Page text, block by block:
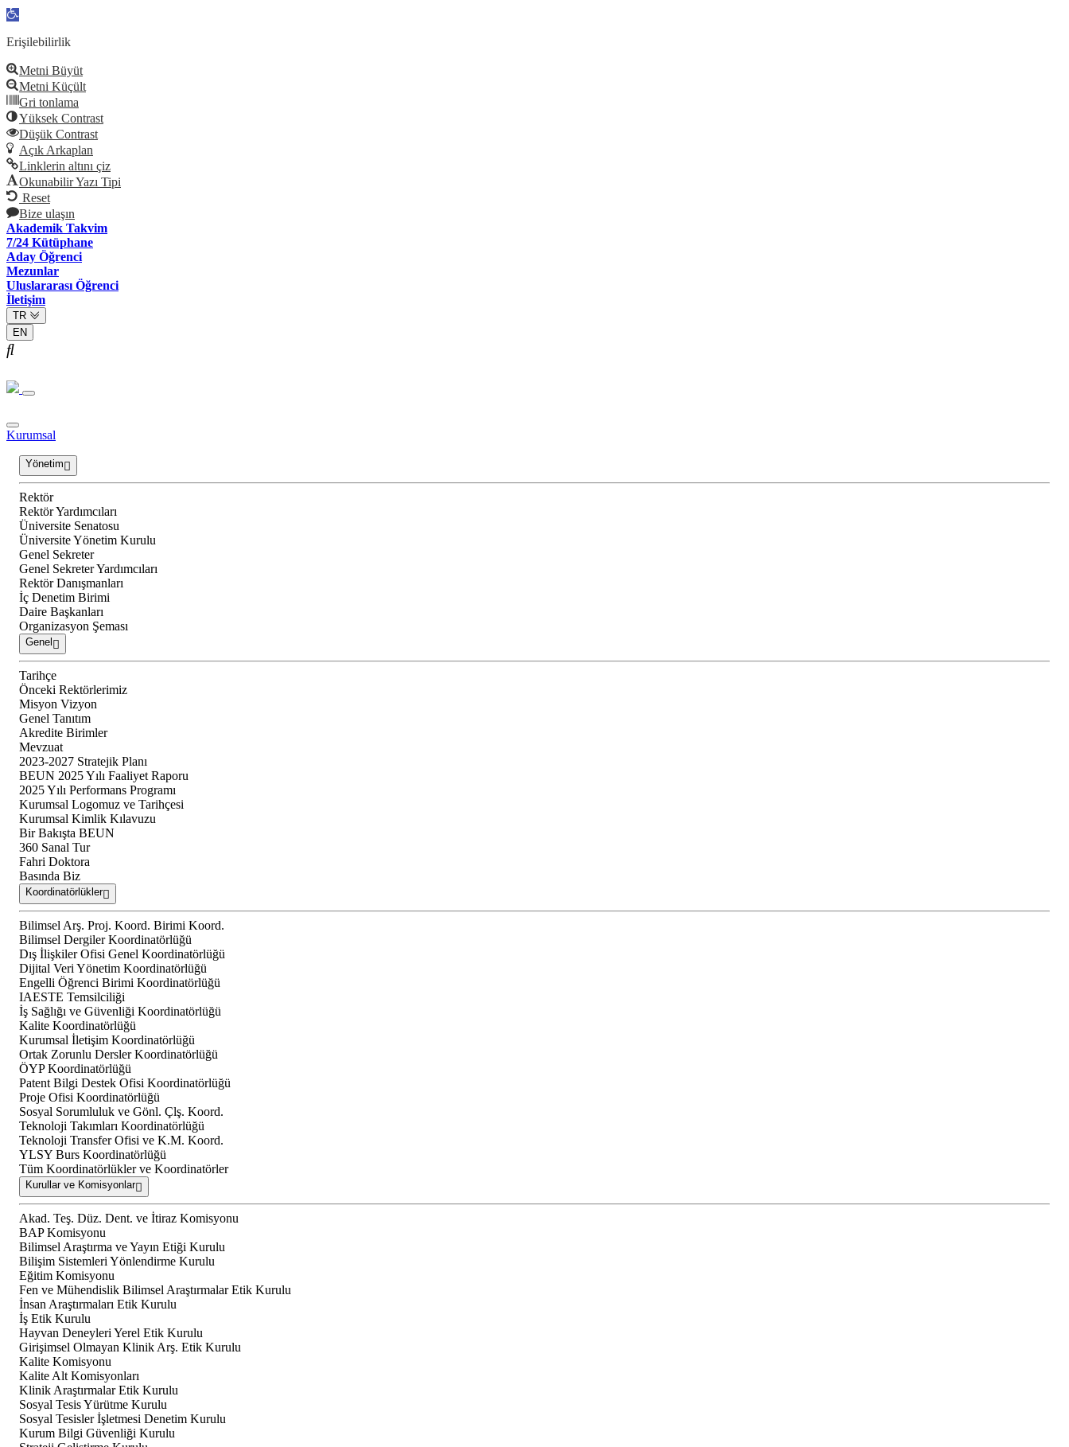
Open
Erişilebilirlik
Metni Büyüt
Metni Küçült
Gri tonlama
Yüksek Contrast
Düşük Contrast
Açık Arkaplan
Linklerin altını çiz
Okunabilir Yazı Tipi
Reset
Bize ulaşın
Akademik Takvim
7/24 Kütüphane
Aday Öğrenci
Mezunlar
Uluslararası Öğrenci
İletişim
TR
EN
Kurumsal
Yönetim
Rektör
Rektör Yardımcıları
Üniversite Senatosu
Üniversite Yönetim Kurulu
Genel Sekreter
Genel Sekreter Yardımcıları
Rektör Danışmanları
İç Denetim Birimi
Daire Başkanları
Organizasyon Şeması
Genel
Tarihçe
Önceki Rektörlerimiz
Misyon Vizyon
Genel Tanıtım
Akredite Birimler
Mevzuat
2023-2027 Stratejik Planı
BEUN 2025 Yılı Faaliyet Raporu
2025 Yılı Performans Programı
Kurumsal Logomuz ve Tarihçesi
Kurumsal Kimlik Kılavuzu
Bir Bakışta BEUN
360 Sanal Tur
Fahri Doktora
Basında Biz
Koordinatörlükler
Bilimsel Arş. Proj. Koord. Birimi Koord.
Bilimsel Dergiler Koordinatörlüğü
Dış İlişkiler Ofisi Genel Koordinatörlüğü
Dijital Veri Yönetim Koordinatörlüğü
Engelli Öğrenci Birimi Koordinatörlüğü
IAESTE Temsilciliği
İş Sağlığı ve Güvenliği Koordinatörlüğü
Kalite Koordinatörlüğü
Kurumsal İletişim Koordinatörlüğü
Ortak Zorunlu Dersler Koordinatörlüğü
ÖYP Koordinatörlüğü
Patent Bilgi Destek Ofisi Koordinatörlüğü
Proje Ofisi Koordinatörlüğü
Sosyal Sorumluluk ve Gönl. Çlş. Koord.
Teknoloji Takımları Koordinatörlüğü
Teknoloji Transfer Ofisi ve K.M. Koord.
YLSY Burs Koordinatörlüğü
Tüm Koordinatörlükler ve Koordinatörler
Kurullar ve Komisyonlar
Akad. Teş. Düz. Dent. ve İtiraz Komisyonu
BAP Komisyonu
Bilimsel Araştırma ve Yayın Etiği Kurulu
Bilişim Sistemleri Yönlendirme Kurulu
Eğitim Komisyonu
Fen ve Mühendislik Bilimsel Araştırmalar Etik Kurulu
İnsan Araştırmaları Etik Kurulu
İş Etik Kurulu
Hayvan Deneyleri Yerel Etik Kurulu
Girişimsel Olmayan Klinik Arş. Etik Kurulu
Kalite Komisyonu
Kalite Alt Komisyonları
Klinik Araştırmalar Etik Kurulu
Sosyal Tesis Yürütme Kurulu
Sosyal Tesisler İşletmesi Denetim Kurulu
Kurum Bilgi Güvenliği Kurulu